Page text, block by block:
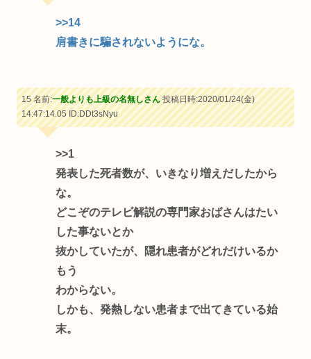
>>14
肩書きに騙されないようにな。
15 名前:一般よりも上級の名無しさん投稿日時:2020/01/24(金)
14:47:14.05ID:DDt3sNyu
>>1
発表した死者数が、いきなり増えだしたから
な。
どこぞのテレビ解説の専門家おばさんはたい
した事ないとか
抜かしていたが、隠れ患者がどれだけいるか
もう
わからない。
しかも、発熱しない患者まで出てきている始
末。